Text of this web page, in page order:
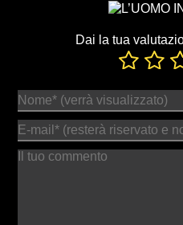
Dai la tua